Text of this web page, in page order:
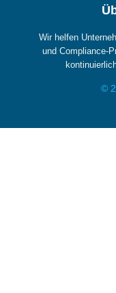
Wir helfen
und Compliance-
©